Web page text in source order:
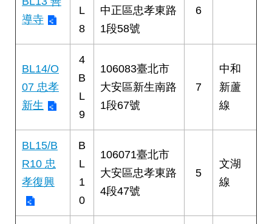
導寺
L
8
中正區忠孝東路
1段58號
6
BL14/O
07 忠孝
新生
4
B
L
9
106083臺北市
大安區新生南路
1段67號
7
中和
新蘆
線
BL15/B
R10 忠
孝復興
B
L
1
0
106071臺北市
大安區忠孝東路
4段47號
5
文湖
線